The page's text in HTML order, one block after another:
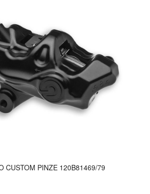
CUSTOM PINZE 120B81469/79